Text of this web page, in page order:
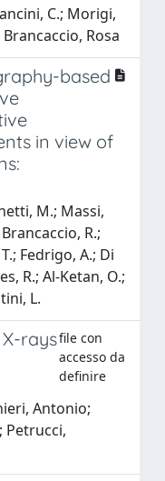
C.; Morigi,
Rosa
based
in view of
M.; Massi,
R.;
Fedrigo, A.; Di
R.; Al-Ketan, O.;
L.
raysfile con
accesso da
definire
Antonio;
Petrucci,